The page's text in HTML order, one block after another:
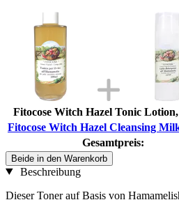
Fitocose Witch Hazel Tonic
Fitocose Witch Hazel Cleansing
Gesamtpreis:
Beide in den Warenkorb
Beschreibung
Dieser Toner auf Basis von